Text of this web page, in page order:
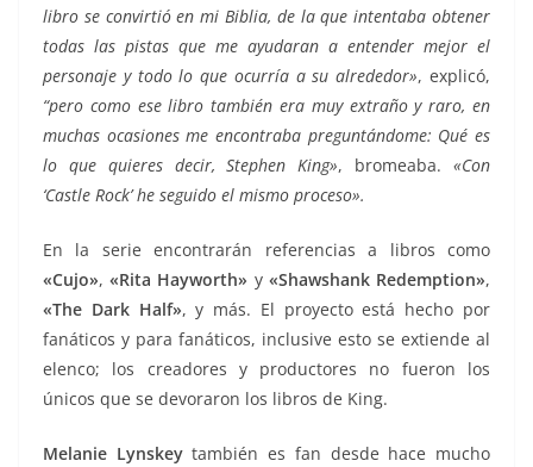
libro se convirtió en mi Biblia, de la que intentaba obtener
todas las pistas que me ayudaran a entender mejor el
personaje y todo lo que ocurría a su alrededor», explicó,
“pero como ese libro también era muy extraño y raro, en
muchas ocasiones me encontraba preguntándome: Qué es
lo que quieres decir, Stephen King», bromeaba.«Con
‘Castle Rock’ he seguido el mismo proceso».
En la serie encontrarán referencias a libros como
«Cujo»,«Rita Hayworth» y «Shawshank Redemption»,
«The Dark Half», y más. El proyecto está hecho por
fanáticos y para fanáticos, inclusive esto se extiende al
elenco; los creadores y productores no fueron los
únicos que se devoraron los libros de King.
Melanie Lynskeytambién es fan desde hace mucho